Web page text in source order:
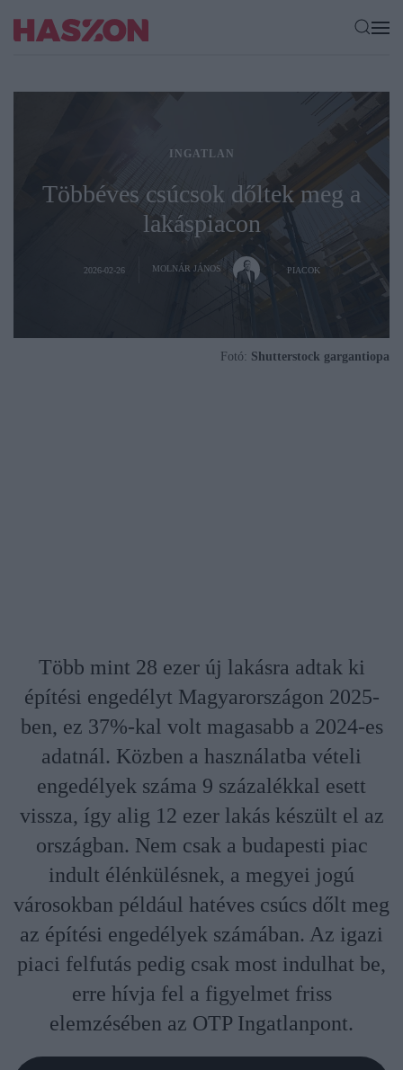
INGATLAN
Többéves csúcsok dőltek meg a
lakáspiacon
2026-02-26 MOLNÁR JÁNOS PIACOK
Fotó: Shutterstock gargantiopa
Több mint 28 ezer új lakásra adtak ki
építési engedélyt Magyarországon 2025-
ben, ez 37%-kal volt magasabb a 2024-es
adatnál. Közben a használatba vételi
engedélyek száma 9 százalékkal esett
vissza, így alig 12 ezer lakás készült el az
országban. Nem csak a budapesti piac
indult élénkülésnek, a megyei jogú
városokban például hatéves csúcs dőlt meg
az építési engedélyek számában. Az igazi
piaci felfutás pedig csak most indulhat be,
erre hívja fel a figyelmet friss
elemzésében az OTP Ingatlanpont.